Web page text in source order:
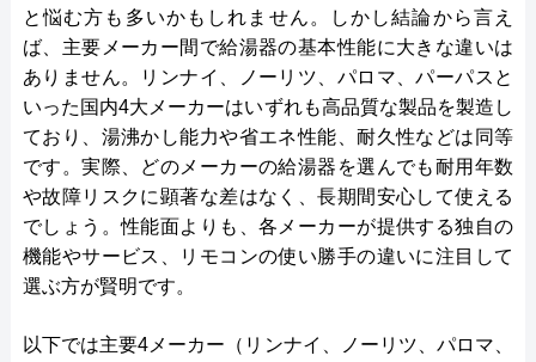
と悩む方も多いかもしれません。しかし結論から言え
ば、主要メーカー間で給湯器の基本性能に大きな違いは
ありません。リンナイ、ノーリツ、パロマ、パーパスと
いった国内4大メーカーはいずれも高品質な製品を製造し
ており、湯沸かし能力や省エネ性能、耐久性などは同等
です。実際、どのメーカーの給湯器を選んでも耐用年数
や故障リスクに顕著な差はなく、長期間安心して使える
でしょう。性能面よりも、各メーカーが提供する独自の
機能やサービス、リモコンの使い勝手の違いに注目して
選ぶ方が賢明です。
以下では主要4メーカー（リンナイ、ノーリツ、パロマ、